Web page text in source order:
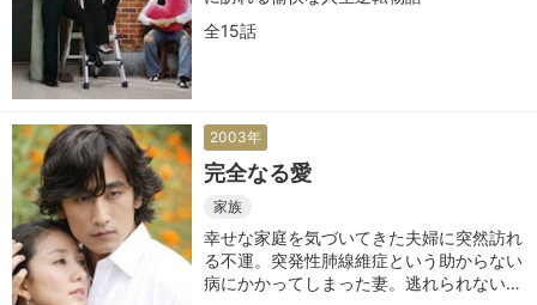
全15話
2003年
完全なる愛
家族
幸せな家庭を気づいてきた夫婦に突然訪れ
る不運。突発性肺線維症という助からない
病にかかってしまった妻。逃れられない運